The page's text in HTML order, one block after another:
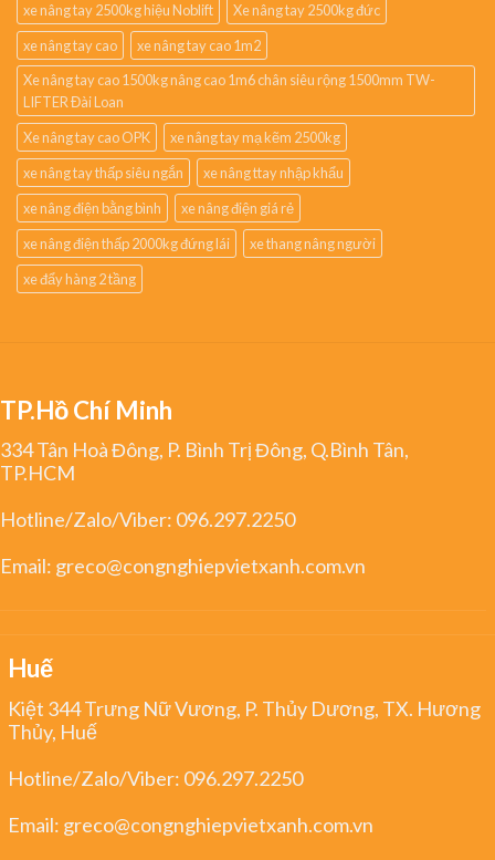
xe nâng tay 2500kg hiệu Noblift
Xe nâng tay 2500kg đức
xe nâng tay cao
xe nâng tay cao 1m2
Xe nâng tay cao 1500kg nâng cao 1m6 chân siêu rộng 1500mm TW-
LIFTER Đài Loan
Xe nâng tay cao OPK
xe nâng tay mạ kẽm 2500kg
xe nâng tay thấp siêu ngắn
xe nâng ttay nhập khẩu
xe nâng điện bằng bình
xe nâng điện giá rẻ
xe nâng điện thấp 2000kg đứng lái
xe thang nâng người
xe đẩy hàng 2 tầng
TP.Hồ Chí Minh
334 Tân Hoà Đông, P. Bình Trị Đông, Q.Bình Tân,
TP.HCM
Hotline/Zalo/Viber: 096.297.2250
Email: greco@congnghiepvietxanh.com.vn
Huế
Kiệt 344 Trưng Nữ Vương, P. Thủy Dương, TX. Hương
Thủy, Huế
Hotline/Zalo/Viber: 096.297.2250
Email: greco@congnghiepvietxanh.com.vn